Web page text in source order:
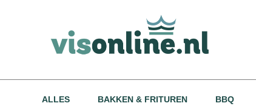
ALLES BAKKEN & FRITUREN BBQ